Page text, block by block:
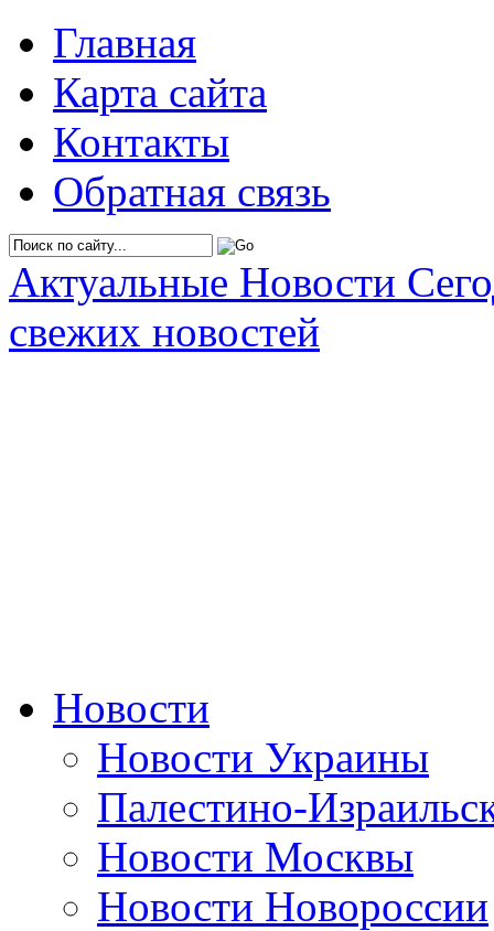
Главная
Карта сайта
Контакты
Обратная связь
Актуальные Новости
свежих новостей
Новости
Новости Украины
Палестино-
Новости Москвы
Новости Новороссии